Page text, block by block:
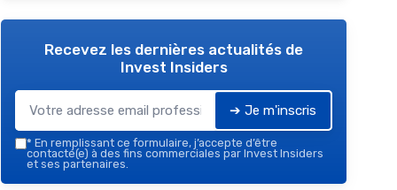
Recevez les dernières actualités de
Invest Insiders
➔ Je m'inscris
* En remplissant ce formulaire, j’accepte d’être
contacté(e) à des fins commerciales par Invest Insiders
et ses partenaires.